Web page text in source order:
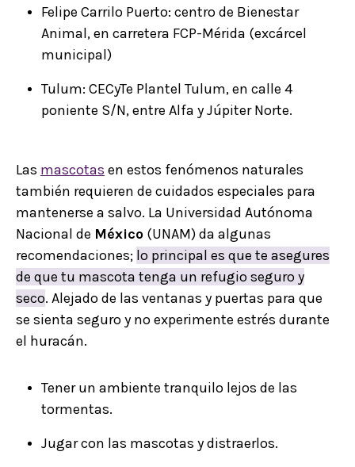
Felipe Carrilo Puerto: centro de Bienestar
Animal, en carretera FCP-Mérida (excárcel
municipal)
Tulum: CECyTe Plantel Tulum, en calle 4
poniente S/N, entre Alfa y Júpiter Norte.
Las mascotas en estos fenómenos naturales
también requieren de cuidados especiales para
mantenerse a salvo. La Universidad Autónoma
Nacional de México (UNAM) da algunas
recomendaciones; lo principal es que te asegures
de que tu mascota tenga un refugio seguro y
seco. Alejado de las ventanas y puertas para que
se sienta seguro y no experimente estrés durante
el huracán.
Tener un ambiente tranquilo lejos de las
tormentas.
Jugar con las mascotas y distraerlos.